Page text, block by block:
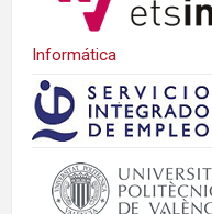
Informática